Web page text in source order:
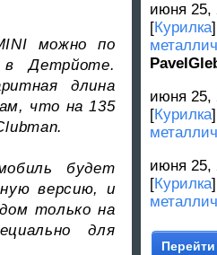
можно по
в Детрйоте.
длина
что на 135
будет
версию, и
только на
для
июня 25,
[Курилка]
июня 25,
[Курилка]
июня 25,
[Курилка]